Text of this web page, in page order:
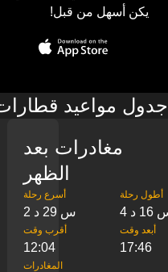
يكن أسهل من قبل!
جدول مواعيد
مغادرات بعد
الظهر
‎أسرع رحلة
2 س 29 د
‎أطول رحلة
16 د
‎أقرب وقت
12:04
‎أبعد وقت
17:46
‎المغادرات